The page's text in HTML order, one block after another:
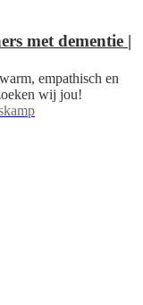
met dementie |
empathisch en
wij jou!